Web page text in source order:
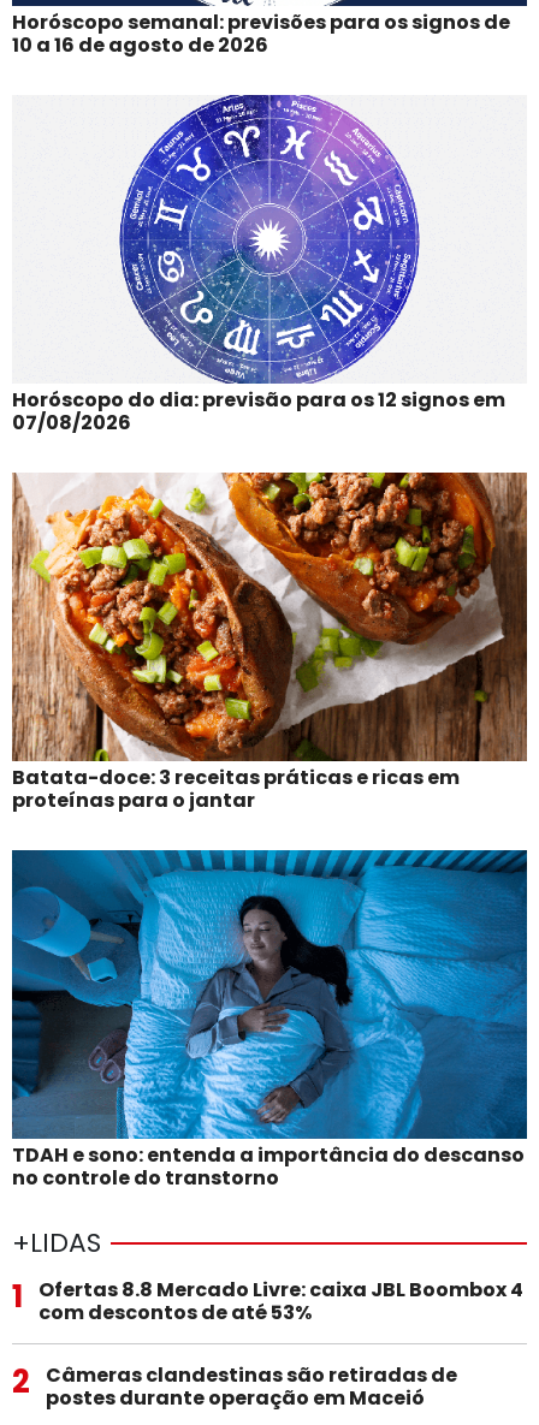
Horóscopo semanal: previsões para os signos de
10 a 16 de agosto de 2026
Horóscopo do dia: previsão para os 12 signos em
07/08/2026
Batata-doce: 3 receitas práticas e ricas em
proteínas para o jantar
TDAH e sono: entenda a importância do descanso
no controle do transtorno
+LIDAS
1
Ofertas 8.8 Mercado Livre: caixa JBL Boombox 4
com descontos de até 53%
2
Câmeras clandestinas são retiradas de
postes durante operação em Maceió